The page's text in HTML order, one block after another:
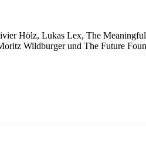
Hölz, Lukas Lex, The
Wildburger und The Future